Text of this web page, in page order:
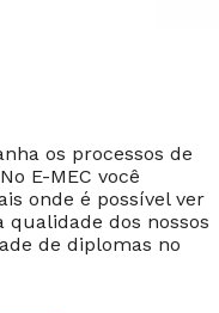
os processos de
E-MEC você
onde é possível ver
dos nossos
de diplomas no